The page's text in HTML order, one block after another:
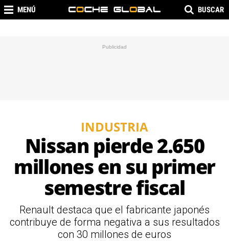
MENÚ BUSCAR
INDUSTRIA
Nissan pierde 2.650
millones en su primer
semestre fiscal
Renault destaca que el fabricante japonés
contribuye de forma negativa a sus resultados
con 30 millones de euros